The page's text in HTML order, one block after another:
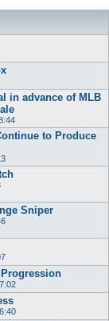
in advance of MLB
to Produce
Sniper